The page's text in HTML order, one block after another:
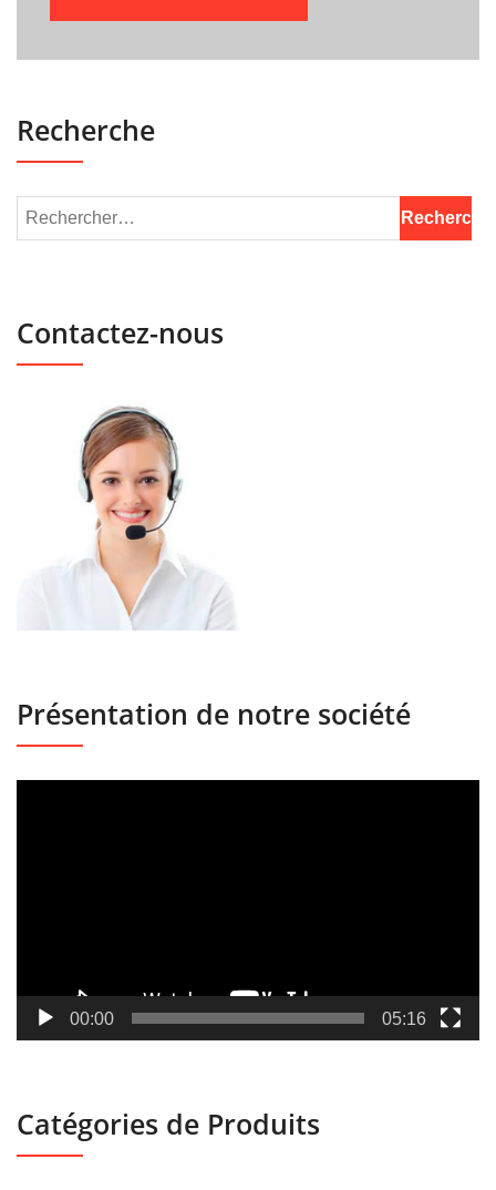
Recherche
Contactez-nous
Présentation de notre société
00:00 05:16
Catégories de Produits